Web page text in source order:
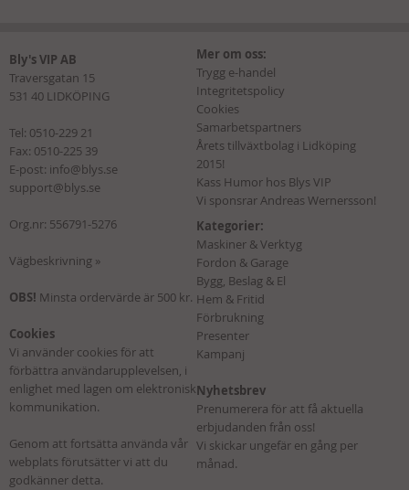
Bly's VIP AB
Traversgatan 15
531 40 LIDKÖPING
Tel: 0510-229 21
Fax: 0510-225 39
E-post: info@blys.se
support@blys.se
Org.nr: 556791-5276
Vägbeskrivning »
OBS! Minsta ordervärde är 500 kr.
Cookies
Vi använder cookies för att
förbättra användarupplevelsen, i
enlighet med lagen om elektronisk
kommunikation.
Genom att fortsätta använda vår
webplats förutsätter vi att du
godkänner detta.
Mer om oss:
Trygg e-handel
Integritetspolicy
Cookies
Samarbetspartners
Årets tillväxtbolag i Lidköping
2015!
Kass Humor hos Blys VIP
Vi sponsrar Andreas Wernersson!
Kategorier:
Maskiner & Verktyg
Fordon & Garage
Bygg, Beslag & El
Hem & Fritid
Förbrukning
Presenter
Kampanj
Nyhetsbrev
Prenumerera för att få aktuella
erbjudanden från oss!
Vi skickar ungefär en gång per
månad.